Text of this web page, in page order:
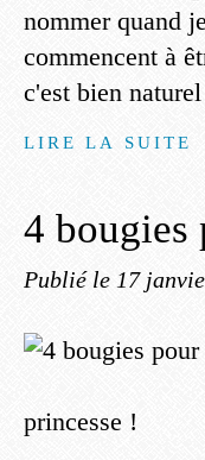
nommer quand
commencent à
c'est bien
LIRE LA SUITE
4 bougies
Publié le 17
princesse !